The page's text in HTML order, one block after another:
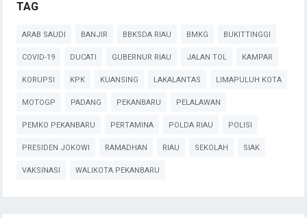
TAG
ARAB SAUDI BANJIR BBKSDA RIAU BMKG BUKITTINGGI
COVID-19 DUCATI GUBERNUR RIAU JALAN TOL KAMPAR
KORUPSI KPK KUANSING LAKALANTAS LIMAPULUH KOTA
MOTOGP PADANG PEKANBARU PELALAWAN
PEMKO PEKANBARU PERTAMINA POLDA RIAU POLISI
PRESIDEN JOKOWI RAMADHAN RIAU SEKOLAH SIAK
VAKSINASI WALIKOTA PEKANBARU